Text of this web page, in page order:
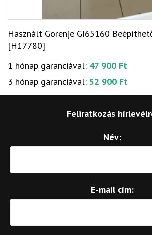
Használt Gorenje GI65160
[H17780]
1 hónap garanciával: 47 900 Ft
3 hónap garanciával: 52 900 Ft
Feliratkozás
Név:
E-mail cím: